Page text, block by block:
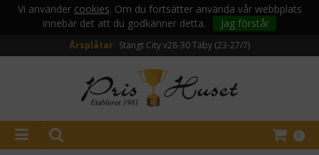
Vi använder cookies. Om du fortsätter använda vår webbplats
innebär det att du godkänner detta.
Jag förstår
Årsplåtar Stängt City v28-30Täby (23-27/7)
0